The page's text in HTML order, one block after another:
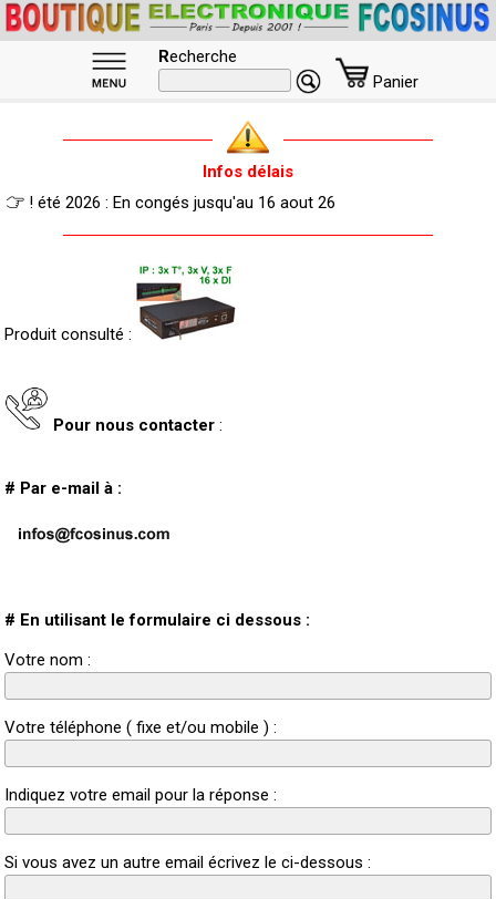
Recherche
Panier
Infos délais
! été 2026 : En congés jusqu'au 16 aout 26
Produit consulté :
Pour nous contacter :
# Par e-mail à :
# En utilisant le formulaire ci dessous :
Votre nom :
Votre téléphone ( fixe et/ou mobile ) :
Indiquez votre email pour la réponse :
Si vous avez un autre email écrivez le ci-dessous :